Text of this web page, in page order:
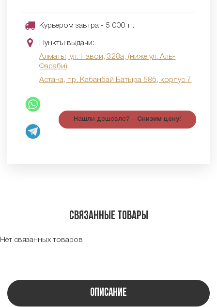
Курьером завтра - 5 000 тг.
Пункты выдачи:
Алматы, ул. Навои, 328а, (ниже ул. Аль-
Фараби)
Астана, пр. Кабанбай Батыра 58б, корпус 7
Нашли дешевле? – Снизим цену!
Связанные товары
Нет связанных товаров.
Описание